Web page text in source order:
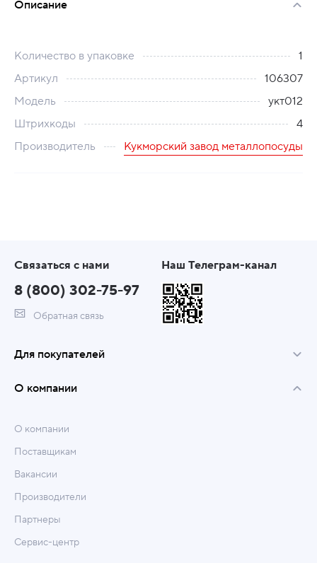
Описание
Количество в упаковке
1
Артикул
106307
Модель
укт012
Штрихкоды
4
Производитель
Кукморский завод металлопосуды
Связаться с нами
8 (800) 302-75-97
Обратная связь
Наш Телеграм-канал
Для покупателей
О компании
О компании
Поставщикам
Вакансии
Производители
Партнеры
Сервис-центр